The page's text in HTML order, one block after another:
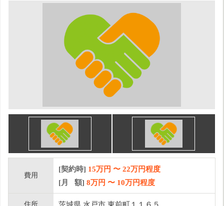
費用
[契約時] 15万円 〜 22万円程度
[月 額] 8万円 〜 10万円程度
住所